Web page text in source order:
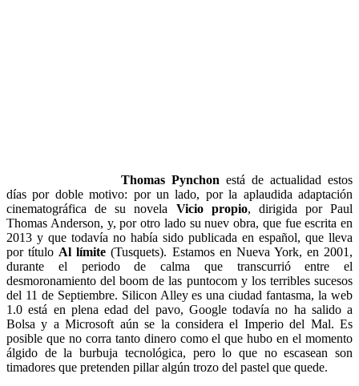
Thomas Pynchon está de actualidad estos
días por doble motivo: por un lado, por la aplaudida adaptación
cinematográfica de su novela Vicio propio, dirigida por Paul
Thomas Anderson, y, por otro lado su nuev obra, que fue escrita en
2013 y que todavía no había sido publicada en español, que lleva
por título Al límite (Tusquets). Estamos en Nueva York, en 2001,
durante el periodo de calma que transcurrió entre el
desmoronamiento del boom de las puntocom y los terribles sucesos
del 11 de Septiembre. Silicon Alley es una ciudad fantasma, la web
1.0 está en plena edad del pavo, Google todavía no ha salido a
Bolsa y a Microsoft aún se la considera el Imperio del Mal. Es
posible que no corra tanto dinero como el que hubo en el momento
álgido de la burbuja tecnológica, pero lo que no escasean son
timadores que pretenden pillar algún trozo del pastel que quede.